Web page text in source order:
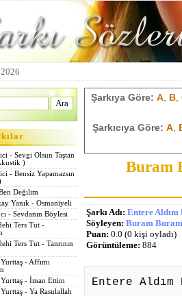
- Sevgi Olsun Taştan
)
- Bensiz Yapamazsın
Değilim
Yanık - Osmaniyeli
- Sevdanın Böylesi
Ters Tut -
Ters Tut - Tanrının
- Affımı
- İman Ettim
- Ya Rasulallah
Şarkıya Göre: A, B,
Şarkıcıya Göre: A,
Buram
Şarkı Adı: Entere Aldım
Söyleyen: Buram
Puan: 0.0 (0 kişi oyladı)
Görüntüleme: 884
Entere Aldım